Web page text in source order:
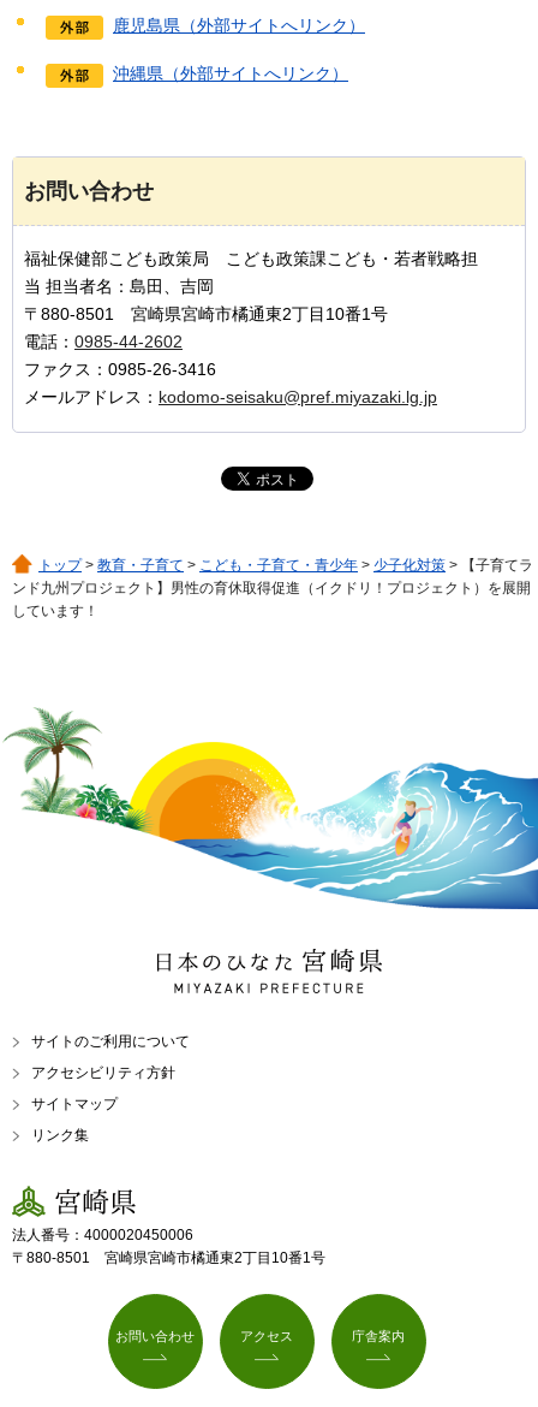
鹿児島県（外部サイトへリンク）
沖縄県（外部サイトへリンク）
お問い合わせ
福祉保健部こども政策局 こども政策課こども・若者戦略担
当 担当者名：島田、吉岡
〒880-8501 宮崎県宮崎市橘通東2丁目10番1号
電話： 0985-44-2602
ファクス：0985-26-3416
メールアドレス： kodomo-seisaku@pref.miyazaki.lg.jp
トップ> 教育・子育て > こども・子育て・青少年 > 少子化対策 > 【子育てラ
ンド九州プロジェクト】男性の育休取得促進（イクドリ！プロジェクト）を展開
しています！
日本のひなた 宮崎県
MIYAZAKI PREFECTURE
サイトのご利用について
アクセシビリティ方針
サイトマップ
リンク集
宮崎県
法人番号：4000020450006
〒880-8501 宮崎県宮崎市橘通東2丁目10番1号
お問い合わせ アクセス 庁舎案内